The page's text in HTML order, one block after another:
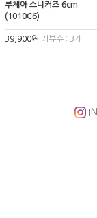
루체아 스니커즈 6cm
(1010C6)
39,900원 리뷰수 : 3개